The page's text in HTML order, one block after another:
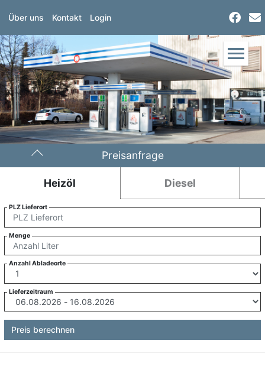
Über uns Kontakt Login
Preisanfrage
Heizöl Diesel
PLZ Lieferort
Menge
Anzahl Abladeorte
Lieferzeitraum
Preis berechnen